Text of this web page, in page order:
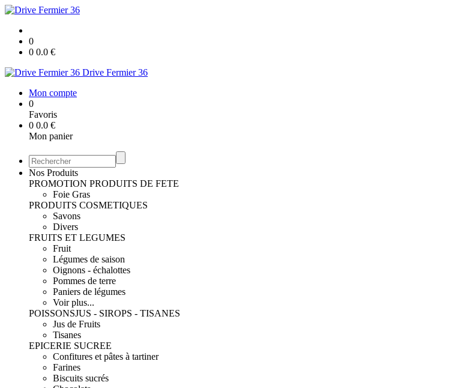
0
0 0.0 €
Drive Fermier 36
Mon compte
0
Favoris
0 0.0 €
Mon panier
Nos Produits
PROMOTION PRODUITS DE FETE
Foie Gras
PRODUITS COSMETIQUES
Savons
Divers
FRUITS ET LEGUMES
Fruit
Légumes de saison
Oignons - échalottes
Pommes de terre
Paniers de légumes
Voir plus...
POISSONSJUS - SIROPS - TISANES
Jus de Fruits
Tisanes
EPICERIE SUCREE
Confitures et pâtes à tartiner
Farines
Biscuits sucrés